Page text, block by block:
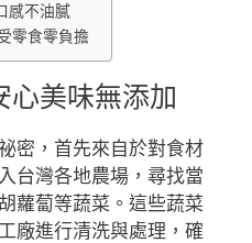
感不油膩
零食零負擔
心美味無添加
密，首先來自於對食材
台灣各地農場，尋找當
蘿蔔等蔬菜。這些蔬菜
廠進行清洗與處理，確